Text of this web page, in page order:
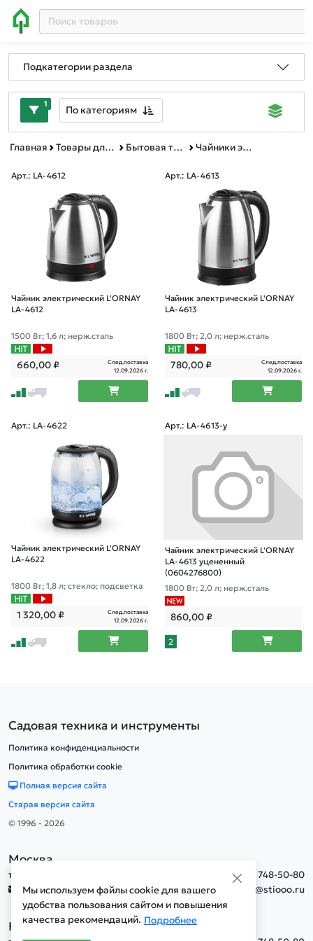
Подкатегории раздела
1 По категориям
Главная Товары для дома Бытовая техника Чайники электрические, Термопоты, Кипятильники
Арт.: LA-4612
Чайник электрический L'ORNAY
LA-4612
1500 Вт; 1,6 л; нерж.сталь
660,00₽
След.поставка
12.09.2026 г.
Арт.: LA-4613
Чайник электрический L'ORNAY
LA-4613
1800 Вт; 2,0 л; нерж.сталь
780,00₽
След.поставка
12.09.2026 г.
Арт.: LA-4622
Чайник электрический L'ORNAY
LA-4622
1800 Вт; 1,8 л; стекло; подсветка
1 320,00₽
След.поставка
12.09.2026 г.
Арт.: LA-4613-у
Чайник электрический L'ORNAY
LA-4613 уцененный
(0604276800)
1800 Вт; 2,0 л; нерж.сталь
860,00₽
2
Мы используем файлы cookie для вашего
удобства пользования сайтом и повышения
качества рекомендаций. Подробнее
Садовая техника и инструменты
Политика конфиденциальности
Политика обработки cookie
Полная версия сайта
Старая версия сайта
© 1996 - 2026
Москва
тел.
+7(495) 748-50-80
info@stiooo.ru
Новосибирск